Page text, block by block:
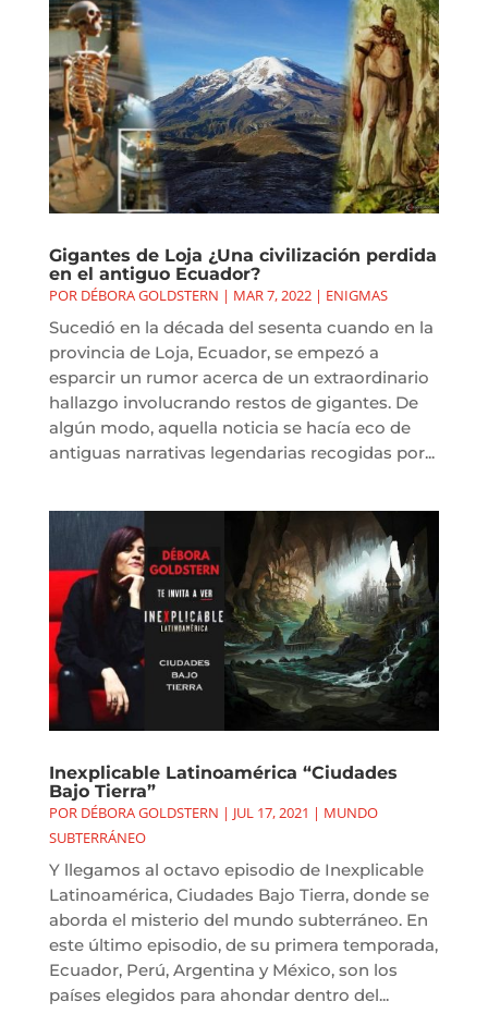
Gigantes de Loja ¿Una civilización perdida
en el antiguo Ecuador?
POR DÉBORA GOLDSTERN | MAR 7, 2022| ENIGMAS
Sucedió en la década del sesenta cuando en la
provincia de Loja, Ecuador, se empezó a
esparcir un rumor acerca de un extraordinario
hallazgo involucrando restos de gigantes. De
algún modo, aquella noticia se hacía eco de
antiguas narrativas legendarias recogidas por...
Inexplicable Latinoamérica “Ciudades
Bajo Tierra”
POR DÉBORA GOLDSTERN | JUL 17, 2021 | MUNDO
SUBTERRÁNEO
Y llegamos al octavo episodio de Inexplicable
Latinoamérica, Ciudades Bajo Tierra, donde se
aborda el misterio del mundo subterráneo. En
este último episodio, de su primera temporada,
Ecuador, Perú, Argentina y México, son los
países elegidos para ahondar dentro del...